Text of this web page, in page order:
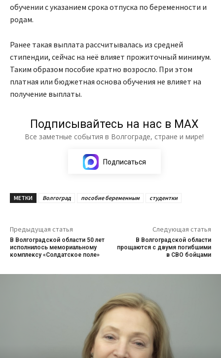
обучении с указанием срока отпуска по беременности и
родам.
Ранее такая выплата рассчитывалась из средней
стипендии, сейчас на неё влияет прожиточный минимум.
Таким образом пособие кратно возросло. При этом
платная или бюджетная основа обучения не влияет на
получение выплаты.
Подписывайтесь на нас в МАХ
Все заметные события в Волгограде, стране и мире!
Подписаться
МЕТКИ Волгоград пособие беременным студентки
Предыдущая статья
В Волгоградской области 50 лет
исполнилось мемориальному
комплексу «Солдатское поле»
Следующая статья
В Волгоградской области
прощаются с двумя погибшими
в СВО бойцами